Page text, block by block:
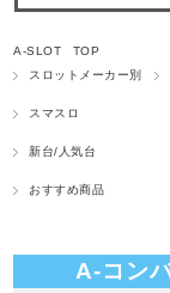
A-SLOT TOP
スロットメーカー別
スマスロ
新台/人気台
おすすめ商品
A-コン